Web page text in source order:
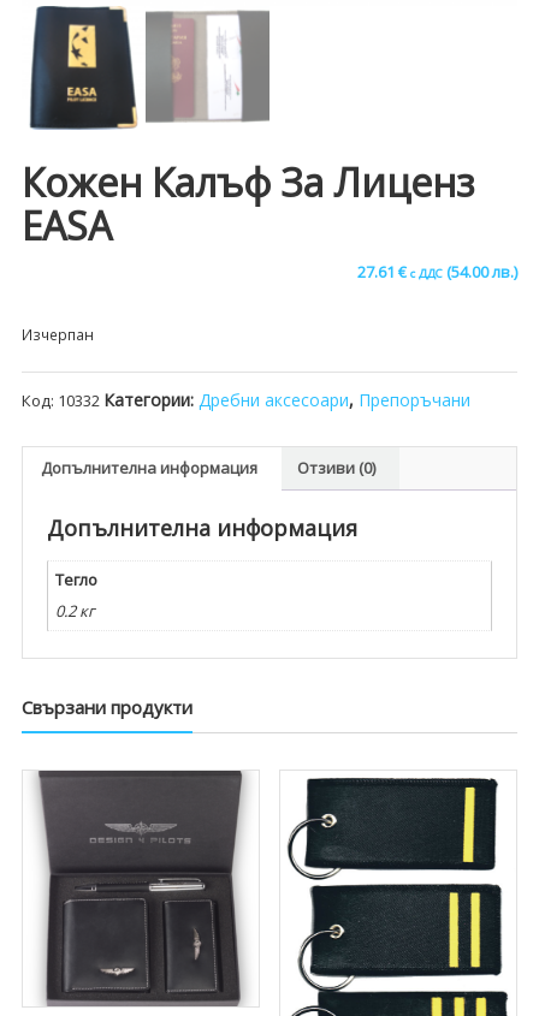
Кожен Калъф За Лиценз
EASA
27.61€ с ДДС (54.00 лв.)
Изчерпан
Код: 10332 Категории: Дребни аксесоари, Препоръчани
Допълнителна информация Отзиви (0)
Допълнителна информация
Тегло
0.2 кг
Свързани продукти